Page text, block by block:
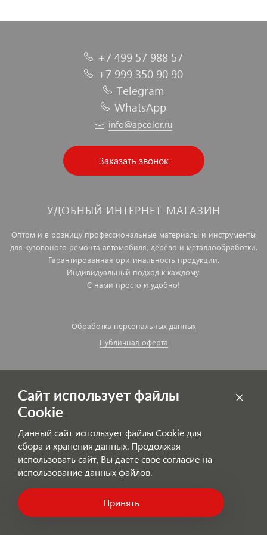
+7 499 57 988 57
+7 999 350 90 90
Telegram
WhatsApp
info@apcolor.ru
Заказать звонок
УДОБНЫЙ ИНТЕРНЕТ-МАГАЗИН
Оптом и в розницу профессиональные материалы и инструменты
для кузовоного ремонта автомобиля, дерево и металлообработки.
Гарантированная оригинальность продукции.
Индивидуальный подход к каждому.
С нами просто и удобно!
Обработка персональных данных
Публичная оферта
Сайт использует файлы
Cookie
Данный сайт использует файлы Cookie для
сбора и хранения данных. Продолжая
использовать сайт, Вы даете свое согласие на
использование данных файлов.
Принять